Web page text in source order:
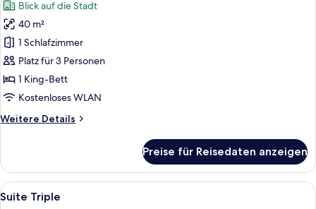
für
Business
Suite.
anzeigen
Blick auf die Stadt
40 m²
1 Schlafzimmer
Platz für 3 Personen
1 King-Bett
Kostenloses WLAN
Weitere Details
Weitere
Suite.
Preise für Reisedaten anzeigen
Alle
Fotos
Ein modernes Hotelzimmer mit
6
Suite Triple